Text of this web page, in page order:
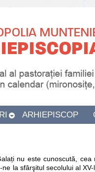
ARHIEPISCOP
nu este cunoscută,
la sfârşitul secolului al